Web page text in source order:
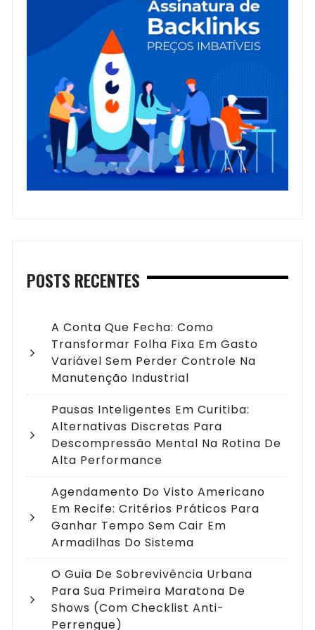
POSTS RECENTES
A Conta Que Fecha: Como
Transformar Folha Fixa Em Gasto
Variável Sem Perder Controle Na
Manutenção Industrial
Pausas Inteligentes Em Curitiba:
Alternativas Discretas Para
Descompressão Mental Na Rotina De
Alta Performance
Agendamento Do Visto Americano
Em Recife: Critérios Práticos Para
Ganhar Tempo Sem Cair Em
Armadilhas Do Sistema
O Guia De Sobrevivência Urbana
Para Sua Primeira Maratona De
Shows (com Checklist Anti-
Perrengue)